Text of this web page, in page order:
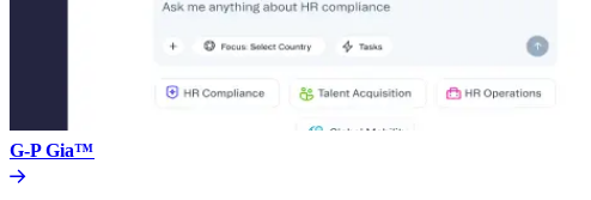
G-P Gia™​​